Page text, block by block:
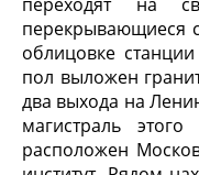
перекрывающиеся
облицовке
пол выложен
два выхода на
магистраль
расположен